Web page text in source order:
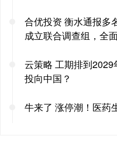
合优投资 衡水通报多
成立联合调查组，全
云策略 工期排到
投向中国？
牛来了 涨停潮！医药